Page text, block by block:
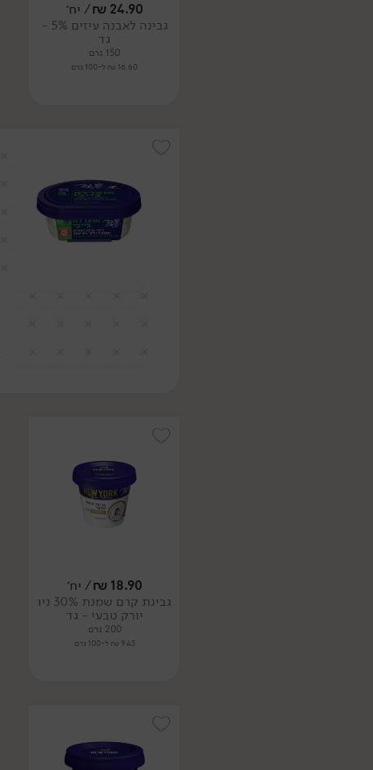
24.90
₪/ יח׳
גבינה לאבנה עיזים 5% -
גד
150 גרם
16.60 ₪ ל-100 גרם
18.90
₪/ יח׳
גבינת קרם שמנת 30% ניו
יורק טבעי - גד
200 גרם
9.45 ₪ ל-100 גרם